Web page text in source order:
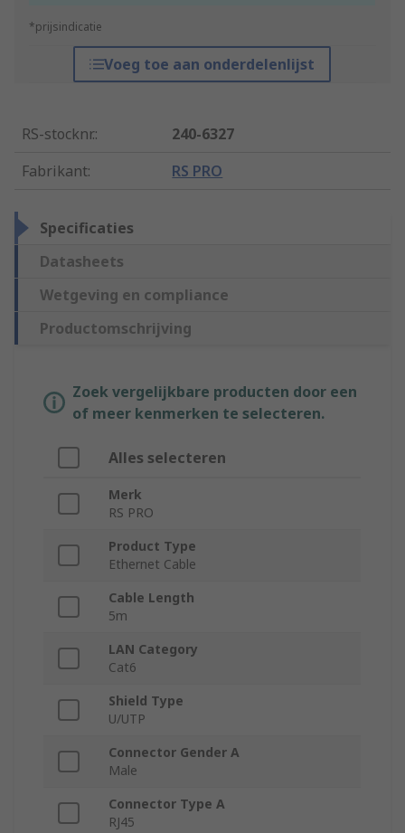
*prijsindicatie
Voeg toe aan onderdelenlijst
RS-stocknr.:
240-6327
Fabrikant: RS PRO
Specificaties
Datasheets
Wetgeving en compliance
Productomschrijving
Zoek vergelijkbare producten door een
of meer kenmerken te selecteren.
Alles selecteren
Merk
RS PRO
Product Type
Ethernet Cable
Cable Length
5m
LAN Category
Cat6
Shield Type
U/UTP
Connector Gender A
Male
Connector Type A
RJ45